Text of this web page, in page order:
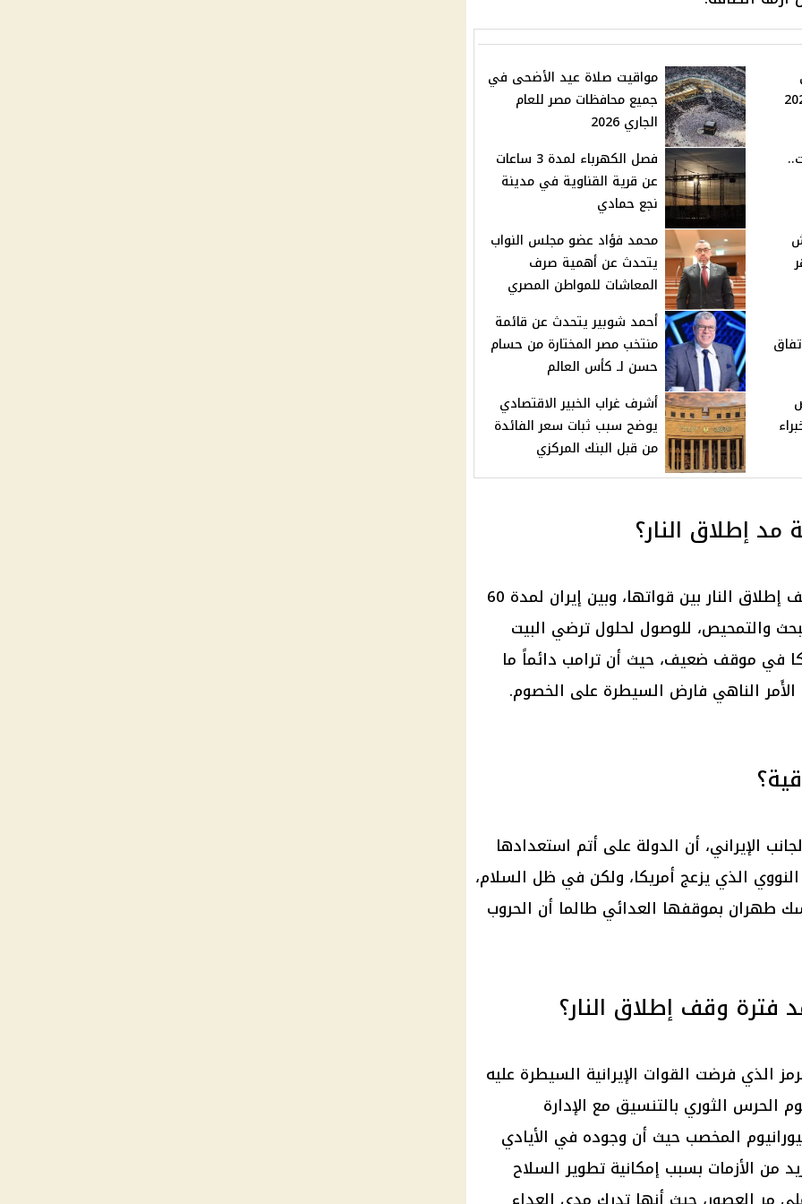
2026 - 2027
مواقيت صلاة عيد الأضحى في
جميع محافظات مصر للعام
الجاري 2026
فصل الكهرباء لمدة 3 ساعات
عن قرية القناوية في مدينة
نجع حمادي
محمد فؤاد عضو مجلس النواب
يتحدث عن أهمية صرف
المعاشات للمواطن المصري
أحمد شوبير يتحدث عن قائمة
منتخب مصر المختارة من حسام
حسن لـ كأس العالم
أشرف غراب الخبير الاقتصادي
يوضح سبب ثبات سعر الفائدة
من قبل البنك المركزي
مد إطلاق النار؟
تراجع واشنطن بنود اتفاقية مد وقف إطلاق النار بين قواتها، وبين إيران لمدة 60
والتمحيص، للوصول لحلول ترضي البيت
في موقف ضعيف، حيث أن ترامب دائماً ما
الناهي فارض السيطرة على الخصوم.
الإيراني، أن الدولة على أتم استعدادها
الذي يزعج أمريكا، ولكن في ظل السلام،
طهران بموقفها العدائي طالما أن الحروب
وقف إطلاق النار؟
الذي فرضت القوات الإيرانية السيطرة عليه
الحرس الثوري بالتنسيق مع الإدارة
المخصب حيث أن وجوده في الأيادي
من الأزمات بسبب إمكانية تطوير السلاح